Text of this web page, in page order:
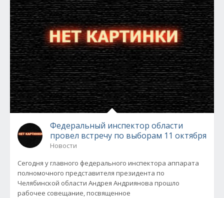
Федеральный инспектор области
провел встречу по выборам 11 октября
Новости
Сегодня у главного федерального инспектора аппарата
полномочного представителя президента по
Челябинской области Андрея Андриянова прошло
рабочее совещание, посвященное